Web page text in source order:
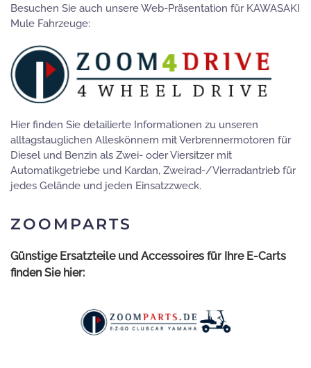
Besuchen Sie auch unsere Web-Präsentation für KAWASAKI
Mule Fahrzeuge:
Hier finden Sie detailierte Informationen zu unseren
alltagstauglichen Alleskönnern mit Verbrennermotoren für
Diesel und Benzin als Zwei- oder Viersitzer mit
Automatikgetriebe und Kardan, Zweirad-/Vierradantrieb für
jedes Gelände und jeden Einsatzzweck.
ZOOMPARTS
Günstige Ersatzteile und Accessoires für Ihre E-Carts
finden Sie hier: